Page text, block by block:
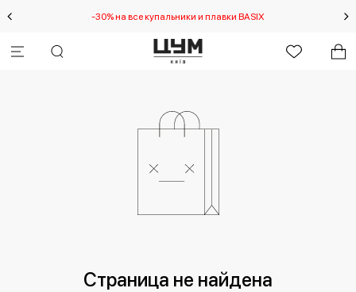
-30% на все купальники и плавки BASIX Специальное
Страница не найдена